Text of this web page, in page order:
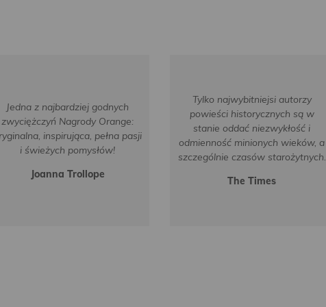
Jedna z najbardziej godnych
zwyciężczyń Nagrody Orange:
inspirująca, pełna pasji
i świeżych pomysłów!
Joanna Trollope
Tylko najwybitniejsi autorzy
powieści historycznych są w
stanie oddać niezwykłość i
odmienność minionych wieków, a
szczególnie czasów starożytnych.
The Times